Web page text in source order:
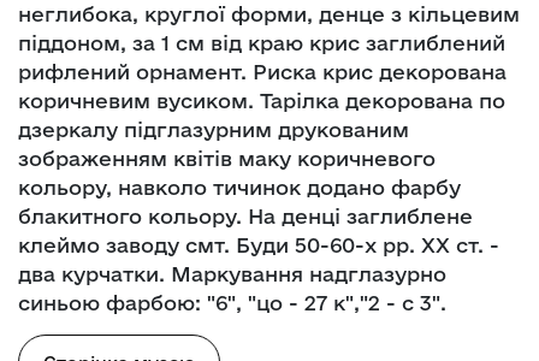
неглибока, круглої форми, денце з кільцевим
піддоном, за 1 см від краю крис заглиблений
рифлений орнамент. Риска крис декорована
коричневим вусиком. Тарілка декорована по
дзеркалу підглазурним друкованим
зображенням квітів маку коричневого
кольору, навколо тичинок додано фарбу
блакитного кольору. На денці заглиблене
клеймо заводу смт. Буди 50-60-х рр. ХХ ст. -
два курчатки. Маркування надглазурно
синьою фарбою: "6", "цо - 27 к","2 - с 3".